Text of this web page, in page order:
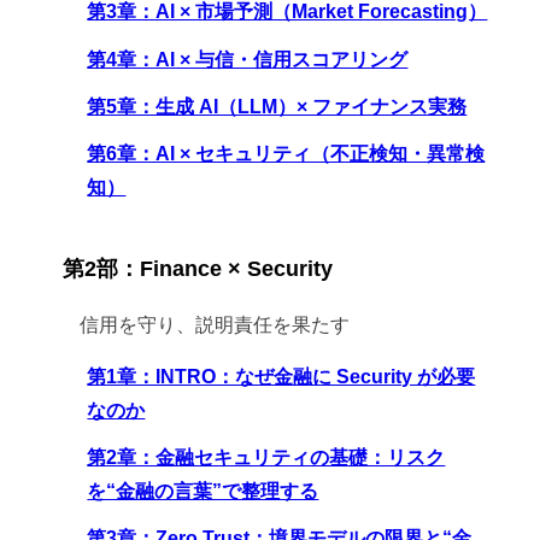
第3章：AI × 市場予測（Market Forecasting）
第4章：AI × 与信・信用スコアリング
第5章：生成 AI（LLM）× ファイナンス実務
第6章：AI × セキュリティ（不正検知・異常検
知）
第2部：Finance × Security
信用を守り、説明責任を果たす
第1章：INTRO：なぜ金融に Security が必要
なのか
第2章：金融セキュリティの基礎：リスク
を“金融の言葉”で整理する